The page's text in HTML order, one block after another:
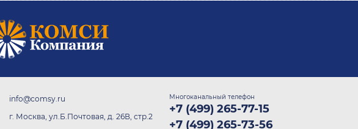
info@comsy.ru
г. Москва, ул.Б.Почтовая, д. 26В, стр.2
Многоканальный телефон
+7 (499) 265-77-15
+7 (499) 265-73-56